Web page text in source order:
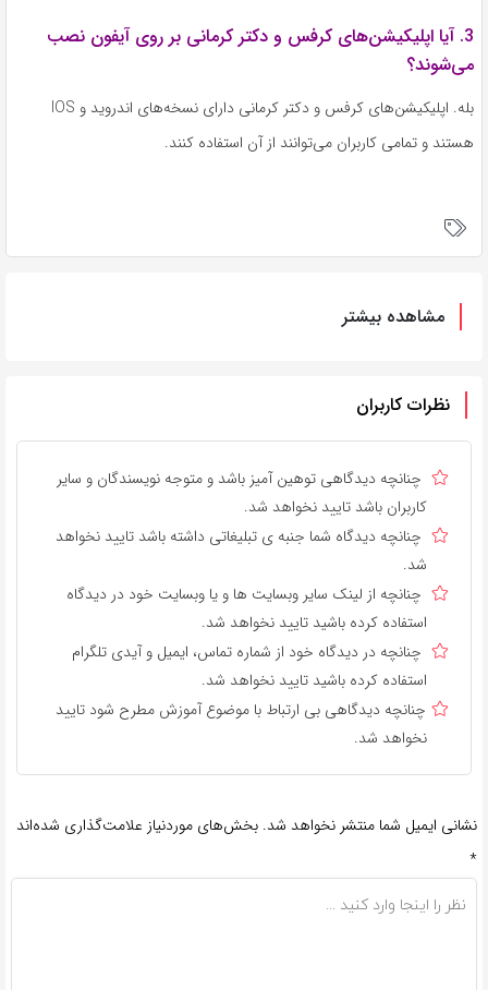
3. آیا اپلیکیشن‌های کرفس و دکتر کرمانی بر روی آیفون نصب
می‌شوند؟
بله. اپلیکیشن‌های کرفس و دکتر کرمانی دارای نسخه‌های اندروید و IOS
هستند و تمامی کاربران می‌توانند از آن استفاده کنند.
مشاهده بیشتر
نظرات کاربران
چنانچه دیدگاهی توهین آمیز باشد و متوجه نویسندگان و سایر
کاربران باشد تایید نخواهد شد.
چنانچه دیدگاه شما جنبه ی تبلیغاتی داشته باشد تایید نخواهد
شد.
چنانچه از لینک سایر وبسایت ها و یا وبسایت خود در دیدگاه
استفاده کرده باشید تایید نخواهد شد.
چنانچه در دیدگاه خود از شماره تماس، ایمیل و آیدی تلگرام
استفاده کرده باشید تایید نخواهد شد.
چنانچه دیدگاهی بی ارتباط با موضوع آموزش مطرح شود تایید
نخواهد شد.
نشانی ایمیل شما منتشر نخواهد شد. بخش‌های موردنیاز علامت‌گذاری شده‌اند
*